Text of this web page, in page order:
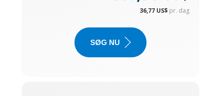
36,77 US$ pr. dag
SØG NU